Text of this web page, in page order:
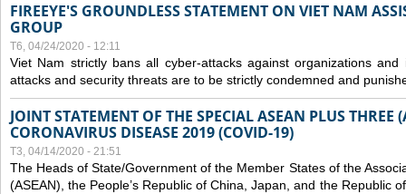
FIREEYE'S GROUNDLESS STATEMENT ON VIET NAM
GROUP
T6, 04/24/2020 - 12:11
Viet Nam strictly bans all cyber-attacks against organizations
attacks and security threats are to be strictly condemned and
JOINT STATEMENT OF THE SPECIAL ASEAN PLUS
CORONAVIRUS DISEASE 2019 (COVID-19)
T3, 04/14/2020 - 21:51
The Heads of State/Government of the Member States of the
(ASEAN), the People’s Republic of China, Japan, and the Republic